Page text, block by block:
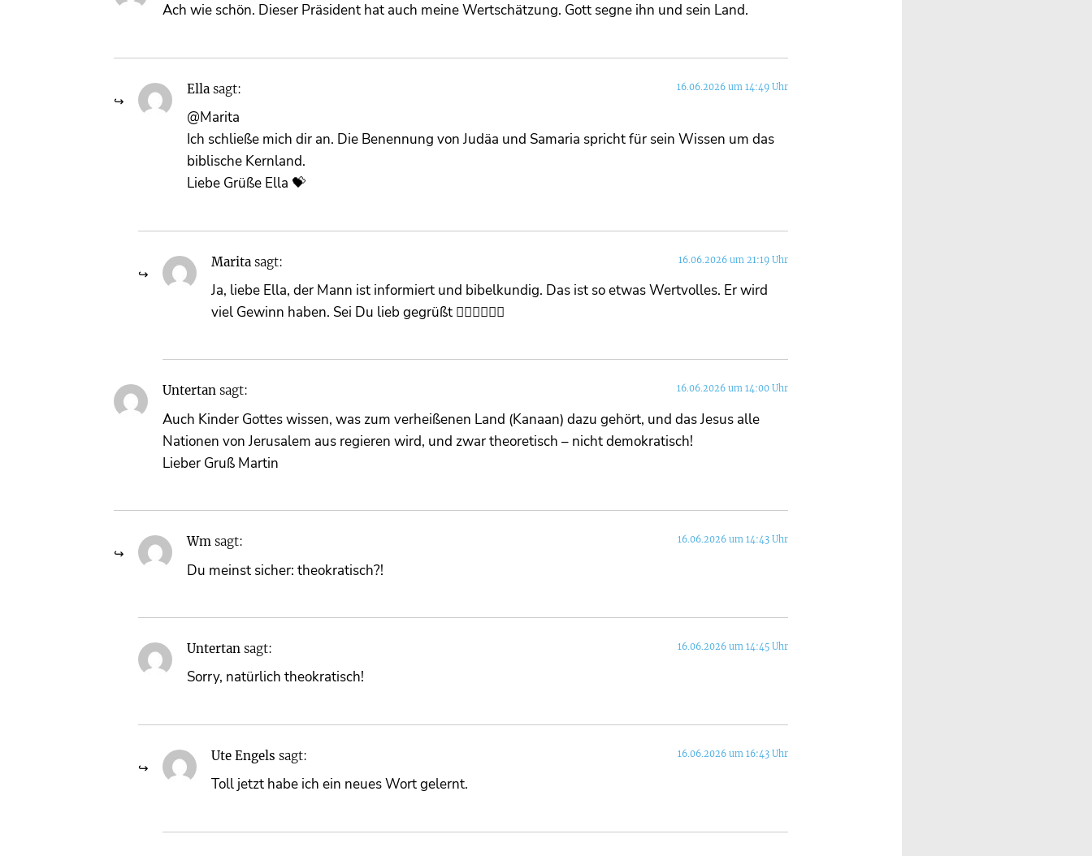
Ach wie schön. Dieser Präsident hat auch meine Wertschätzung. Gott segne ihn und sein Land.
Ella sagt: 16.06.2026 um 14:49 Uhr
@Marita
Ich schließe mich dir an. Die Benennung von Judäa und Samaria spricht für sein Wissen um das
biblische Kernland.
Liebe Grüße Ella 💝
Marita sagt: 16.06.2026 um 21:19 Uhr
Ja, liebe Ella, der Mann ist informiert und bibelkundig. Das ist so etwas Wertvolles. Er wird
viel Gewinn haben. Sei Du lieb gegrüßt ❤️‍🔥💞🙏🌹🌺
Untertan sagt: 16.06.2026 um 14:00 Uhr
Auch Kinder Gottes wissen, was zum verheißenen Land (Kanaan) dazu gehört, und das Jesus alle
Nationen von Jerusalem aus regieren wird, und zwar theoretisch – nicht demokratisch!
Lieber Gruß Martin
Wm sagt: 16.06.2026 um 14:43 Uhr
Du meinst sicher: theokratisch?!
Untertan sagt: 16.06.2026 um 14:45 Uhr
Sorry, natürlich theokratisch!
Ute Engels sagt: 16.06.2026 um 16:43 Uhr
Toll jetzt habe ich ein neues Wort gelernt.